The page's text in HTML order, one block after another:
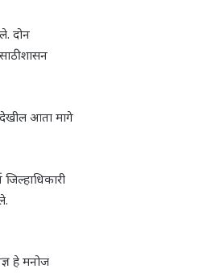
दोन
शासन
देखील आता मागे
हे मनोज